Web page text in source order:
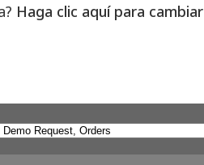
Haga clic aquí para cambiar